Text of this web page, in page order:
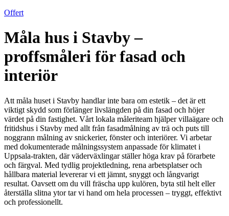
Offert
Måla hus i Stavby –
proffsmåleri för fasad och
interiör
Att måla huset i Stavby handlar inte bara om estetik – det är ett
viktigt skydd som förlänger livslängden på din fasad och höjer
värdet på din fastighet. Vårt lokala måleriteam hjälper villaägare och
fritidshus i Stavby med allt från fasadmålning av trä och puts till
noggrann målning av snickerier, fönster och interiörer. Vi arbetar
med dokumenterade målningssystem anpassade för klimatet i
Uppsala-trakten, där väderväxlingar ställer höga krav på förarbete
och färgval. Med tydlig projektledning, rena arbetsplatser och
hållbara material levererar vi ett jämnt, snyggt och långvarigt
resultat. Oavsett om du vill fräscha upp kulören, byta stil helt eller
återställa slitna ytor tar vi hand om hela processen – tryggt, effektivt
och professionellt.